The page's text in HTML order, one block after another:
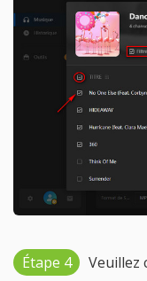
Étape 4 Veuillez